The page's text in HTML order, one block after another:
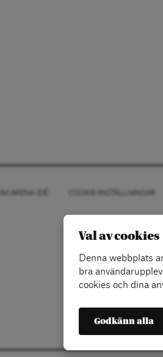
OM ARENA IDÉ COOKIE-INSTÄLLNINGAR
Val av cookies
Denna webbplats
bra
cookies och dina
Godkänn alla